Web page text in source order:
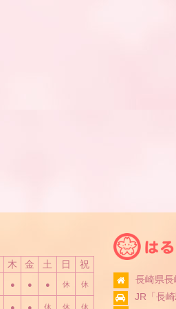
木 金 土 日 祝
● ● ● 休 休
● ● 休 休 休
長崎県
JR「長